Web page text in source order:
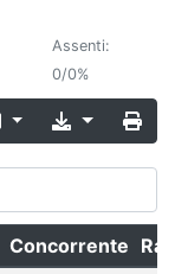
Assenti:
0/0%
Concorrente